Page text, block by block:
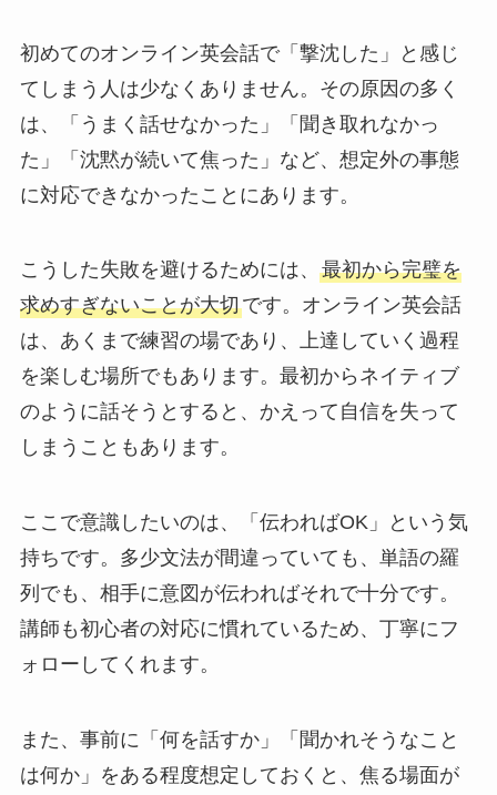
初めてのオンライン英会話で「撃沈した」と感じ
てしまう人は少なくありません。その原因の多く
は、「うまく話せなかった」「聞き取れなかっ
た」「沈黙が続いて焦った」など、想定外の事態
に対応できなかったことにあります。
こうした失敗を避けるためには、 最初から完璧を
求めすぎないことが大切です。オンライン英会話
は、あくまで練習の場であり、上達していく過程
を楽しむ場所でもあります。最初からネイティブ
のように話そうとすると、かえって自信を失って
しまうこともあります。
ここで意識したいのは、「伝わればOK」という気
持ちです。多少文法が間違っていても、単語の羅
列でも、相手に意図が伝わればそれで十分です。
講師も初心者の対応に慣れているため、丁寧にフ
ォローしてくれます。
また、事前に「何を話すか」「聞かれそうなこと
は何か」をある程度想定しておくと、焦る場面が